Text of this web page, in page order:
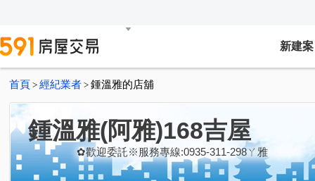
新建案
首頁 > 經紀業者 > 鍾溫雅的店舖
鍾溫雅(阿雅)168吉屋
✿歡迎委託※服務專線:0935-311-298ㄚ雅